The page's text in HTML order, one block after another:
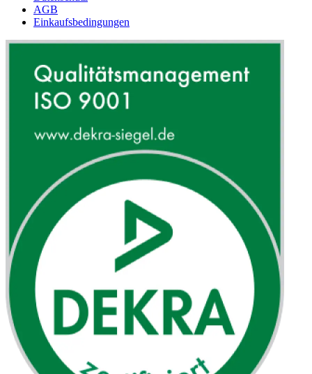
AGB
Einkaufsbedingungen